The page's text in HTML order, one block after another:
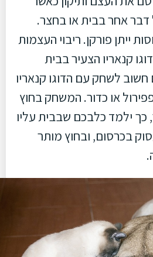
אחר בבית או בחצר.
ייתן פורקן. ריבוי העצמות
קנאריו הצעיר בבית
לשחק עם הדוגו קנאריו
או כדור. המשחק בחוץ
כך ילמד כלבכם שבבית עליו
בכרסום, ובחוץ מותר